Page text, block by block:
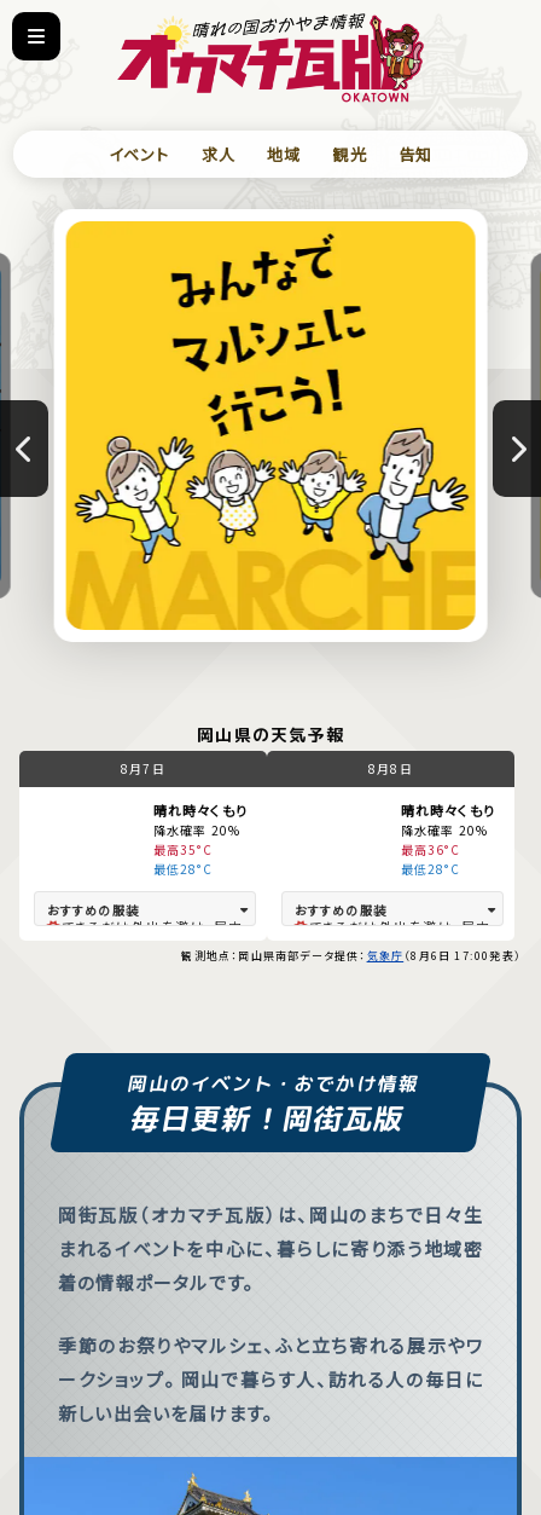
イベント 求人 地域 観光 告知
岡山県の天気予報
8月7日
晴れ時々くもり
降水確率 20%
最高35°C
最低28°C
できるだけ外出を避け、屋内
夜も蒸し暑く過ごしづらい。
は、日傘、帽子、薄手の羽織
物（冷房対策）を検討してく
ださい。
8月8日
晴れ時々くもり
降水確率 20%
最高36°C
最低28°C
できるだけ外出を避け、屋内
夜も蒸し暑く過ごしづらい。
は、日傘、帽子、薄手の羽織
物（冷房対策）を検討してく
ださい。
観測地点：岡山県南部データ提供： 気象庁 （8月6日 17:00発表）
岡山のイベント・おでかけ情報
毎日更新！岡街瓦版
岡街瓦版（オカマチ瓦版）は、岡山のまちで日々生
まれるイベントを中心に、暮らしに寄り添う地域密
着の情報ポータルです。
季節のお祭りやマルシェ、ふと立ち寄れる展示やワ
ークショップ。 岡山で暮らす人、訪れる人の毎日に
新しい出会いを届けます。